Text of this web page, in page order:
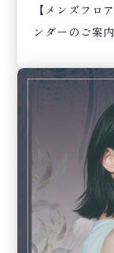
【メンズフロ
ンダーのご案内